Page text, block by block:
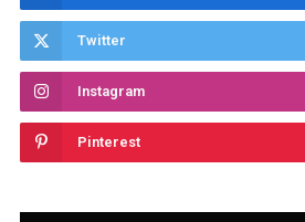
Twitter
Instagram
Pinterest